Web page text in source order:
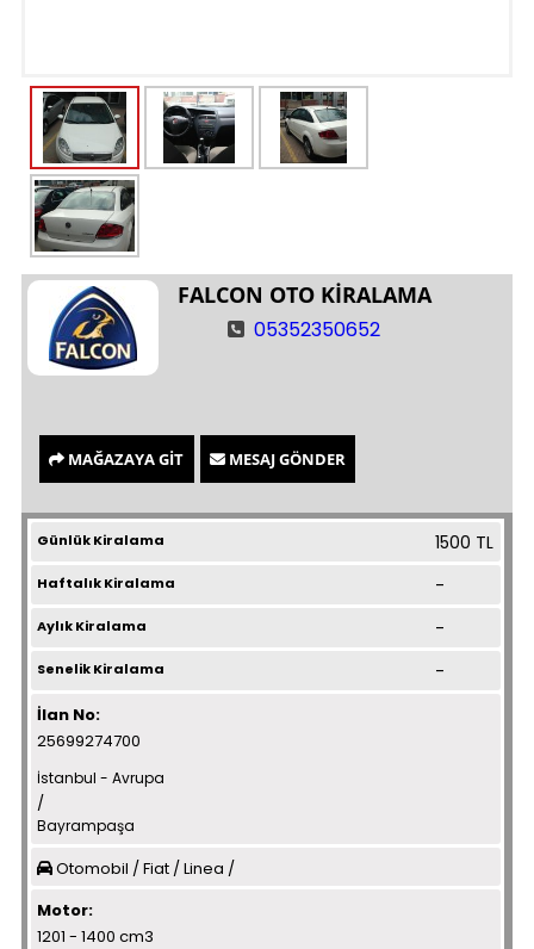
FALCON OTO KİRALAMA
05352350652
MAĞAZAYA GİT MESAJ GÖNDER
Günlük Kiralama 1500 TL
Haftalık Kiralama -
Aylık Kiralama -
Senelik Kiralama -
İlan No:
25699274700
İstanbul - Avrupa
/
Bayrampaşa
Otomobil / Fiat / Linea /
Motor:
1201 - 1400 cm3